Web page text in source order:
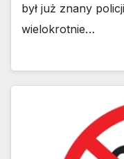
był już znany
wielokrotnie…